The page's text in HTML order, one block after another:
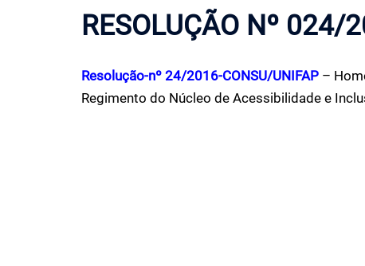
RESOLUÇÃO Nº 024/
Resolução-nº 24/2016-CONSU/UNIFAP –
Regimento do Núcleo de Acessibilidade e